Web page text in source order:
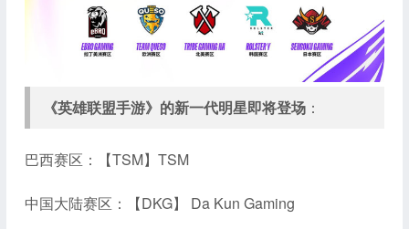
《英雄联盟手游》的新一代明星即将登场：
巴西赛区：【TSM】TSM
中国大陆赛区：【DKG】 Da Kun Gaming